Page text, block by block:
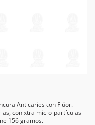
Anticaries con Flúor.
con xtra micro-partículas
156 gramos.